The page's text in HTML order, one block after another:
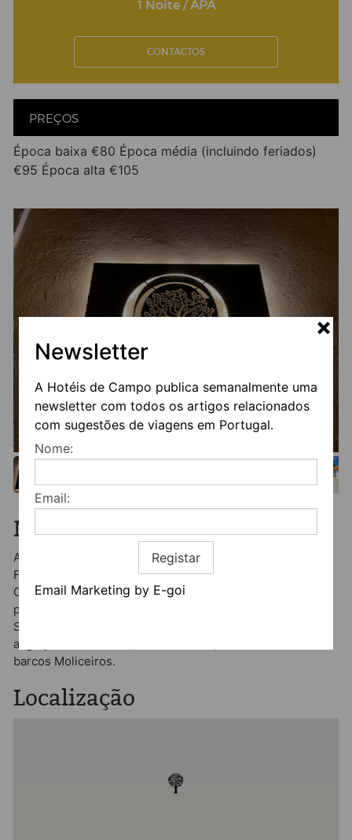
Newsletter
A Hotéis de Campo publica semanalmente uma
newsletter com todos os artigos relacionados
com sugestões de viagens em Portugal.
Nome:
Email:
Registar
Email Marketing by E-goi
1 Noite /APA
CONTACTOS
PREÇOS
Época baixa €80 Época média (incluindo feriados)
€95 Época alta €105
Mais informação
A Casa D'Oliveira está localizada a 5 km da Estação
Ferroviária e do centro de Aveiro. As praias da Barra e da
Costa Nova estão apenas a 15 minutos de carro. Os
pontos de interesse de Aveiro incluem a Sé, Museu de
Santa Joana, Antiga capitania, Capela de São Gonçalinho,
a Igreja da Vera Cruz, os canis da ria, as salinas e os
barcos Moliceiros.
Localização